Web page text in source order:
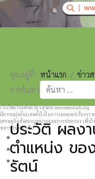
เว็บไซต์วีระศักดิ์ โควสุรัตน์ www.weerasak.org
มีความมุ่งมั่นเเละตั้งใจในการเผยแพร่เรื่องรา
เศรษฐกิจสังคมกฎหมายและการปกครอง เพื่
หลานรุ่นต่อ ๆ ไป
คุณอยู่ที่: หน้าแรก ข่าว
การค้นหา
Type 2 or more
ประวัติ ผลง
ตำแหน่ง ขอ
รัตน์